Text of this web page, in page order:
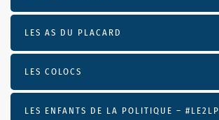
LES AS DU PLACARD
LES COLOCS
LES ENFANTS DE LA POLITIQUE – #LE2LP